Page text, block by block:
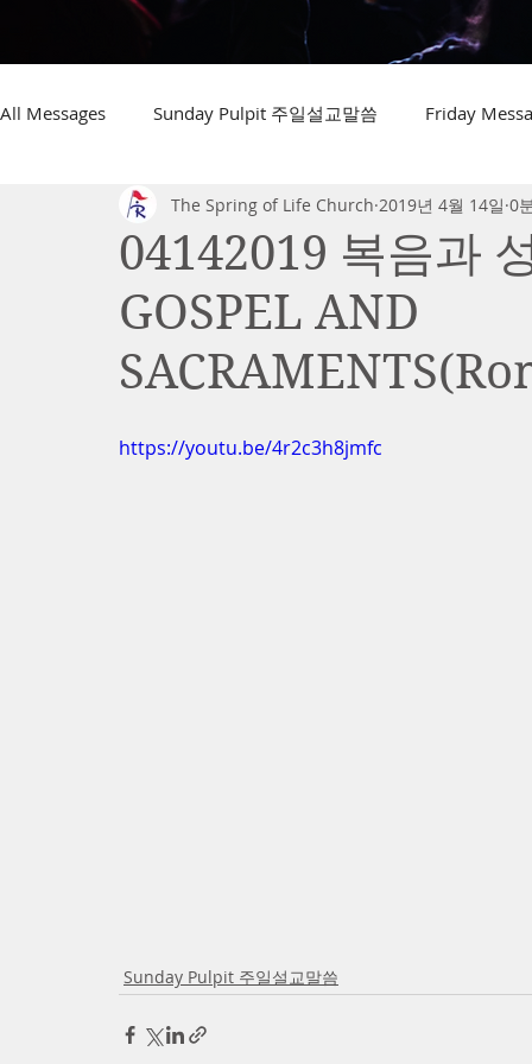
All Messages Sunday Pulpit 주일설교말씀 Friday
04142019 복음과
GOSPEL AND
The Spring of Life Church 2019년 4월 14일 0
https://youtu.be/4r2c3h8jmfc
Sunday Pulpit 주일설교말씀